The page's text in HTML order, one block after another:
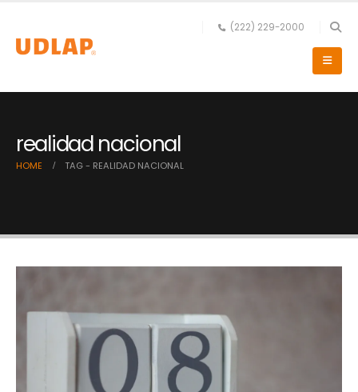
(222) 229-2000
realidad nacional
HOME TAG - REALIDAD NACIONAL